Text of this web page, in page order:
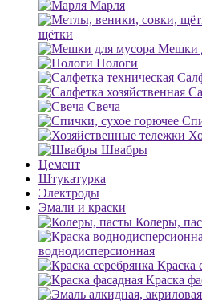
Марля
щётки
Мешки
Пологи
Свеча
Швабры
Цемент
Штукатурка
Электроды
Эмали и краски
Колеры,
воднодисперсионная
Краска
Краска